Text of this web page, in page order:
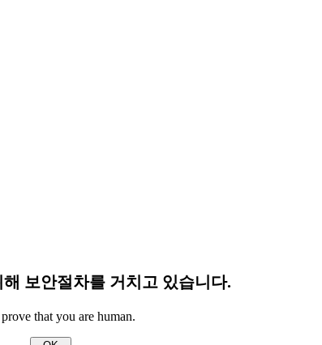
보안절차를 거치고 있습니다.
prove that you are human.